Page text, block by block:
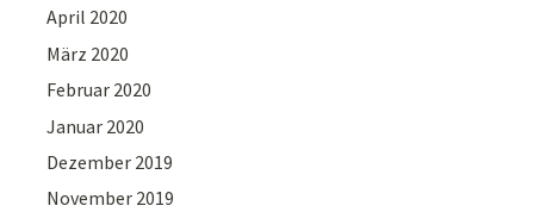
April 2020
März 2020
Februar 2020
Januar 2020
Dezember 2019
November 2019